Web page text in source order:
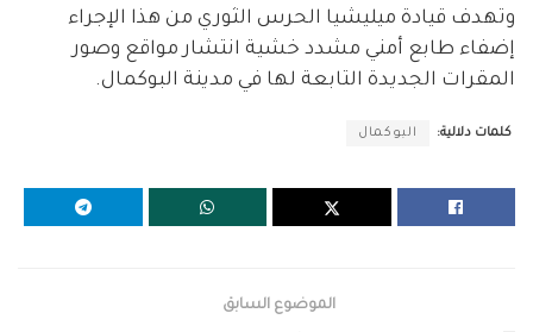
وتهدف قيادة ميليشيا الحرس الثوري من هذا الإجراء
إضفاء طابع أمني مشدد خشية انتشار مواقع وصور
المقرات الجديدة التابعة لها في مدينة البوكمال.
كلمات دلالية: البوكمال
الموضوع السابق